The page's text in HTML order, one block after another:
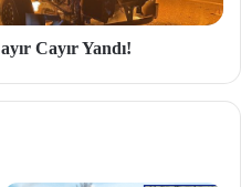
Cayır Yandı!